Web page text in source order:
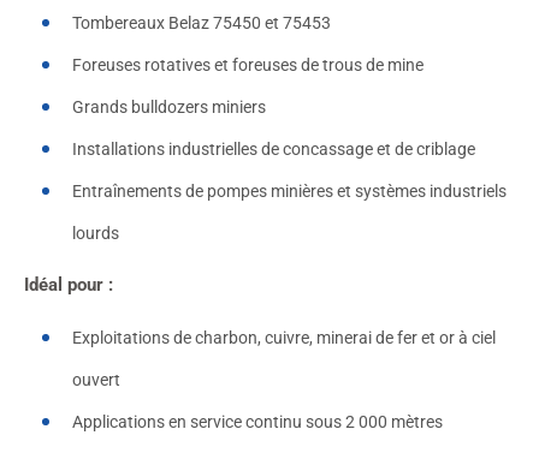
Tombereaux Belaz 75450 et 75453
Foreuses rotatives et foreuses de trous de mine
Grands bulldozers miniers
Installations industrielles de concassage et de criblage
Entraînements de pompes minières et systèmes industriels
lourds
Idéal pour :
Exploitations de charbon, cuivre, minerai de fer et or à ciel
ouvert
Applications en service continu sous 2 000 mètres